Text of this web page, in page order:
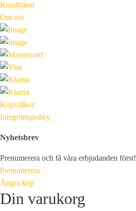
Kundtjänst
Om oss
Köpvillkor
Integritetspolicy
Nyhetsbrev
Prenumerera och få våra erbjudanden först!
Prenumerera
Ångra köp
Din varukorg